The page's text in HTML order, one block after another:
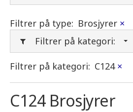
Filtrer på type: Brosjyrer ×
Filtrer på kategori:
Filtrer på kategori: C124 ×
C124 Brosjyrer